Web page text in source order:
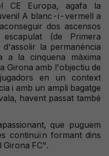
CE Europa, agafa la
A blanc-i-vermell a
dos ascensos
(de Primera
la permanència
a la cinquena màxima
Girona amb l'objectiu de
en un context
i amb un ampli bagatge
havent passat també
que puguem
continuïn formant dins
Girona FC".